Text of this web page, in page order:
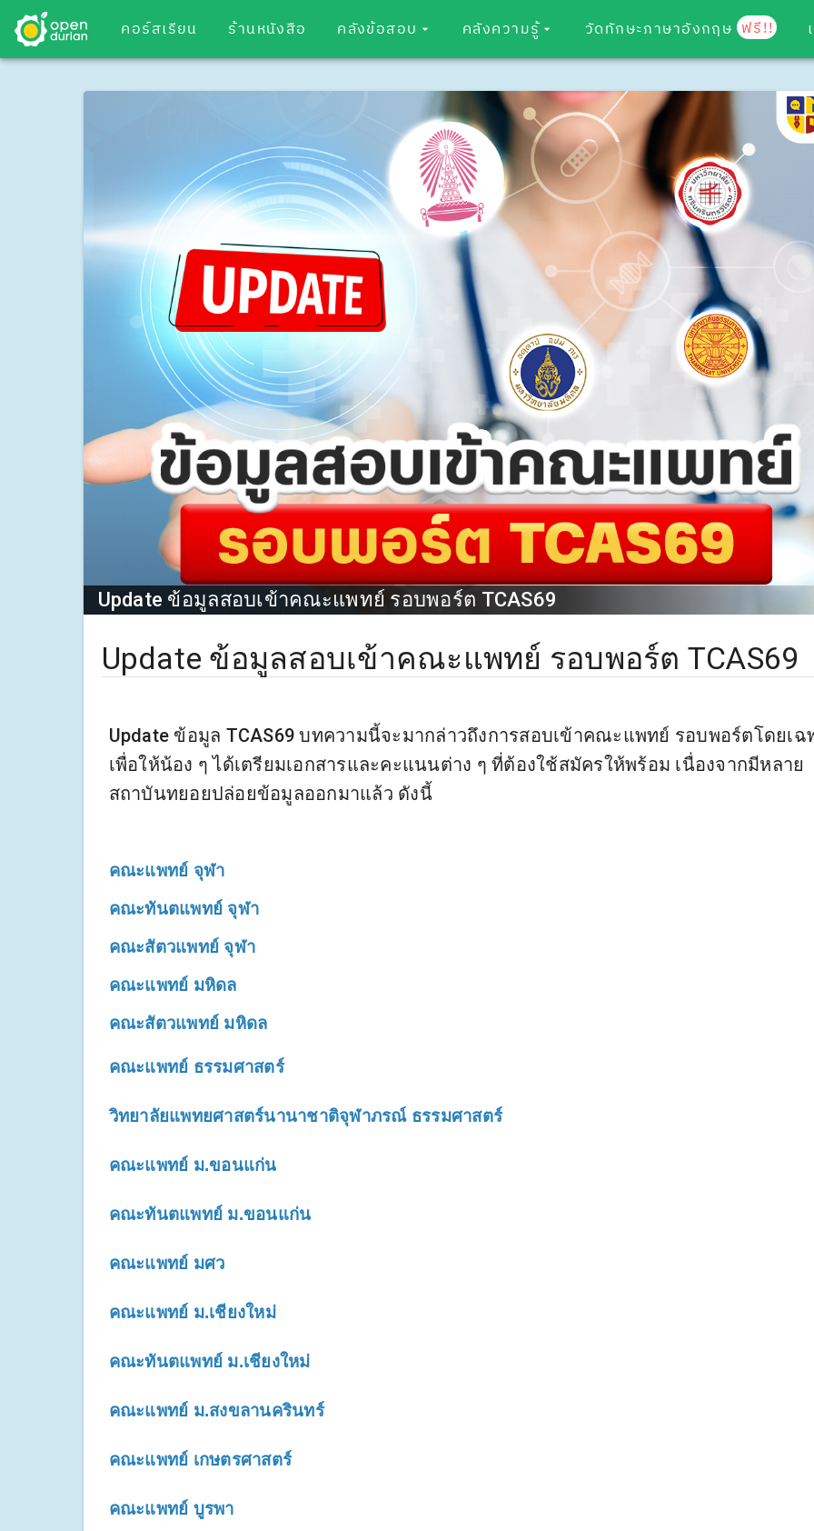
คอร์สเรียน ร้านหนังสือ คลังข้อสอบ คลังความรู้ วัดทักษะภาษาอังกฤษ ฟรี!!
Update ข้อมูลสอบเข้าคณะแพทย์ รอบพอร์ต TCAS69
Update ข้อมูลสอบเข้าคณะแพทย์ รอบพอร์ต TCAS69
Update ข้อมูล TCAS69 บทความนี้จะมากล่าวถึงการสอบเข้าคณะแพทย์ รอบพอร์ตโดยเฉ
เพื่อให้น้อง ๆ ได้เตรียมเอกสารและคะแนนต่าง ๆ ที่ต้องใช้สมัครให้พร้อม เนื่องจากมีหลาย
สถาบันทยอยปล่อยข้อมูลออกมาแล้ว ดังนี้
คณะแพทย์ จุฬา
คณะทันตแพทย์ จุฬา
คณะสัตวแพทย์ จุฬา
คณะแพทย์ มหิดล
คณะสัตวแพทย์ มหิดล
คณะแพทย์ ธรรมศาสตร์
วิทยาลัยแพทยศาสตร์นานาชาติจุฬาภรณ์ ธรรมศาสตร์
คณะแพทย์ ม.ขอนแก่น
คณะทันตแพทย์ ม.ขอนแก่น
คณะแพทย์ มศว
คณะแพทย์ ม.เชียงใหม่
คณะทันตแพทย์ ม.เชียงใหม่
คณะแพทย์ ม.สงขลานครินทร์
คณะแพทย์ เกษตรศาสตร์
คณะแพทย์ บูรพา